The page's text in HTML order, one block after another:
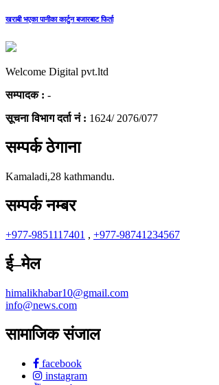
खराबी भएका पानीका कार्टुन बजारबाट फिर्ता
Welcome Digital pvt.ltd
सम्पादक : -
सूचना विभाग दर्ता नं : 1624/ 2076/077
सम्पर्क ठेगाना
Kamaladi,28 kathmandu.
सम्पर्क नम्बर
+977-9851117401 , +977-98741234567
ई–मेल
himalikhabar10@gmail.com
info@news.com
सामाजिक संजाल
facebook
instagram